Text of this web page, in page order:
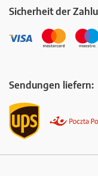
Sicherheit der
Sendungen liefern: